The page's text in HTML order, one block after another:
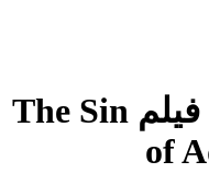
دانلود دوبله فارسی فیلم The Sin
of